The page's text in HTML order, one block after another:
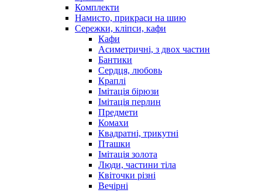
Комплекти
Намисто, прикраси на шию
Сережки, кліпси, кафи
Кафи
Асиметричні, з двох частин
Бантики
Сердця, любовь
Краплі
Імітація бірюзи
Імітація перлин
Предмети
Комахи
Квадратні, трикутні
Пташки
Імітація золота
Люди, частини тіла
Квіточки різні
Вечірні